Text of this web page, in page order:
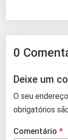
0
Deixe um
O seu
obrigatórios
Comentário *